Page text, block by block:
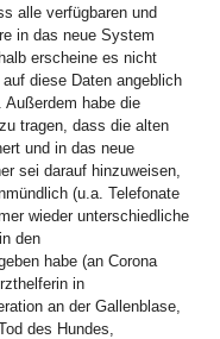
alle verfügbaren und
in das neue System
erscheine es nicht
diese Daten angeblich
habe die
tragen, dass die alten
und in das neue
sei darauf hinzuweisen,
(u.a. Telefonate
wieder unterschiedliche
den
habe (an Corona
in
an der Gallenblase,
des Hundes,